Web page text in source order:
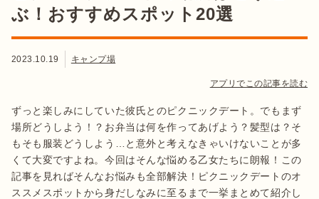
ぶ！おすすめスポット20選
2023.10.19 キャンプ場
アプリでこの記事を読む
ずっと楽しみにしていた彼氏とのピクニックデート。でもまず
場所どうしよう！？お弁当は何を作ってあげよう？髪型は？そ
もそも服装どうしよう…と意外と考えなきゃいけないことが多
くて大変ですよね。今回はそんな悩める乙女たちに朗報！この
記事を見ればそんなお悩みも全部解決！ピクニックデートのオ
ススメスポットから身だしなみに至るまで一挙まとめて紹介し